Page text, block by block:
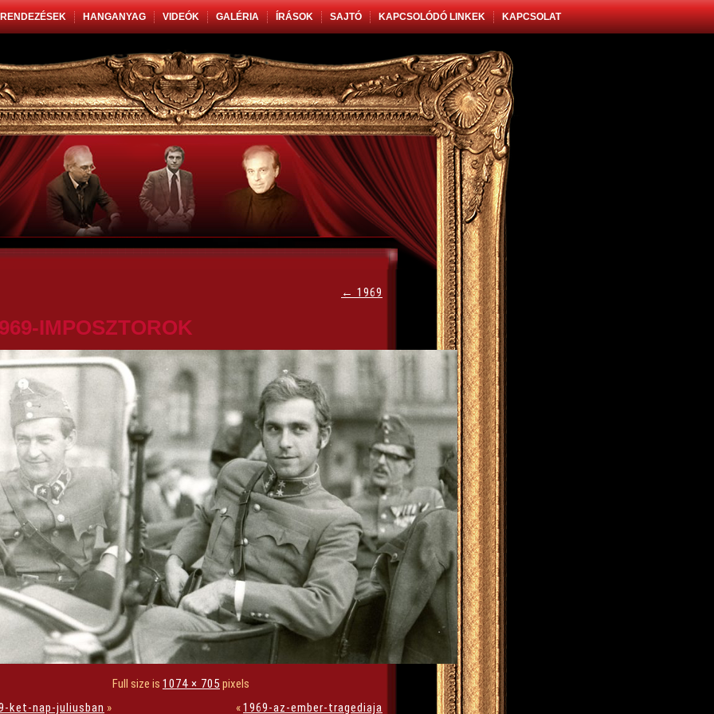
RENDEZÉSEK HANGANYAG VIDEÓK GALÉRIA ÍRÁSOK SAJTÓ KAPCSOLÓDÓ LINKEK KAPCSOLAT
← 1969
IMPOSZTOROK
Full size is 1074 × 705 pixels
ket-nap-juliusban » «1969-az-ember-tragediaja